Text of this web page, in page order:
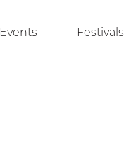
Events Festivals